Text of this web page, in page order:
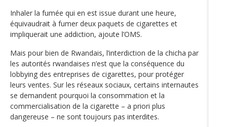
Inhaler la fumée qui en est issue durant une heure,
équivaudrait à fumer deux paquets de cigarettes et
impliquerait une addiction, ajoute l’OMS.
Mais pour bien de Rwandais, l’interdiction de la chicha par
les autorités rwandaises n’est que la conséquence du
lobbying des entreprises de cigarettes, pour protéger
leurs ventes. Sur les réseaux sociaux, certains internautes
se demandent pourquoi la consommation et la
commercialisation de la cigarette – a priori plus
dangereuse – ne sont toujours pas interdites.